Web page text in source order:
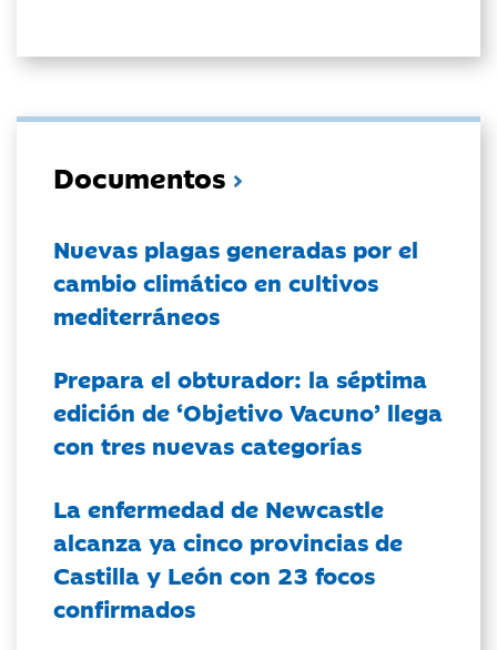
Documentos
Nuevas plagas generadas por el
cambio climático en cultivos
mediterráneos
Prepara el obturador: la séptima
edición de ‘Objetivo Vacuno’ llega
con tres nuevas categorías
La enfermedad de Newcastle
alcanza ya cinco provincias de
Castilla y León con 23 focos
confirmados